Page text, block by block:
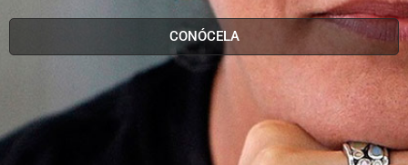
CONÓCELA